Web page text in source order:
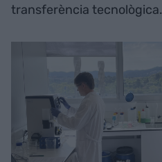
transferència tecnològica.